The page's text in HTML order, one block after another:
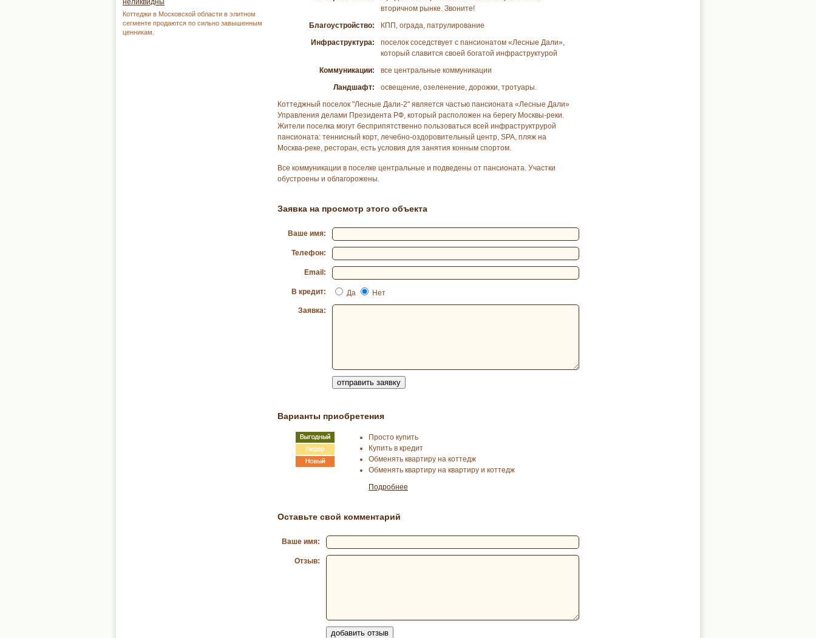
вторичном рынке. Звоните!
Благоустройство:
КПП, ограда, патрулирование
Инфраструктура:
поселок соседствует с пансионатом «Лесные Дали»,
который славится своей богатой инфраструктурой
Коммуникации:
все центральные коммуникации
Ландшафт:
освещение, озеленение, дорожки, тротуары.
Коттеджный поселок "Лесные Дали-2" является частью пансионата «Лесные Дали»
Управления делами Президента РФ, который расположен на берегу Москвы-реки.
Жители поселка могут бесприпятственно пользоваться всей инфраструктрурой
пансионата: теннисный корт, лечебно-оздоровительный центр, SPA, пляж на
Москва-реке, ресторан, есть условия для занятия конным спортом.
Все коммуникации в поселке центральные и подведены от пансионата. Участки
обустроены и облагорожены.
Заявка на просмотр этого объекта
Ваше имя:
Телефон:
Email:
В кредит: Да Нет
Заявка:
Варианты приобретения
Просто купить
Купить в кредит
Обменять квартиру на коттедж
Обменять квартиру на квартиру и коттедж
Подробнее
Оставьте свой комментарий
Ваше имя:
Отзыв:
неликвидны
Коттеджи в Московской области в элитном
сегменте продаются по сильно завышенным
ценникам.